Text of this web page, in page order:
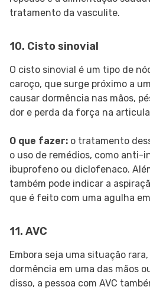
tratamento da vasculite.
10. Cisto sinovial
O cisto sinovial é um tipo de
caroço, que surge próximo a
causar dormência nas mãos,
dor e perda da força na
O que fazer: o tratamento
o uso de remédios, como anti-
ibuprofeno ou diclofenaco.
também pode indicar a
que é feito com uma agulha
11. AVC
Embora seja uma situação
dormência em uma das mãos
disso, a pessoa com AVC